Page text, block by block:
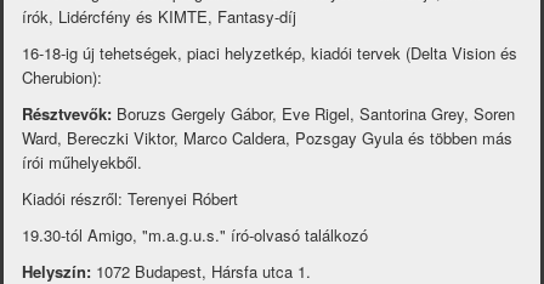
írók, Lidércfény és KIMTE, Fantasy-díj
16-18-ig új tehetségek, piaci helyzetkép, kiadói tervek (Delta Vision és
Cherubion):
Résztvevők: Boruzs Gergely Gábor, Eve Rigel, Santorina Grey, Soren
Ward, Bereczki Viktor, Marco Caldera, Pozsgay Gyula és többen más
írói műhelyekből.
Kiadói részről: Terenyei Róbert
19.30-tól Amigo, "m.a.g.u.s." író-olvasó találkozó
Helyszín: 1072 Budapest, Hársfa utca 1.